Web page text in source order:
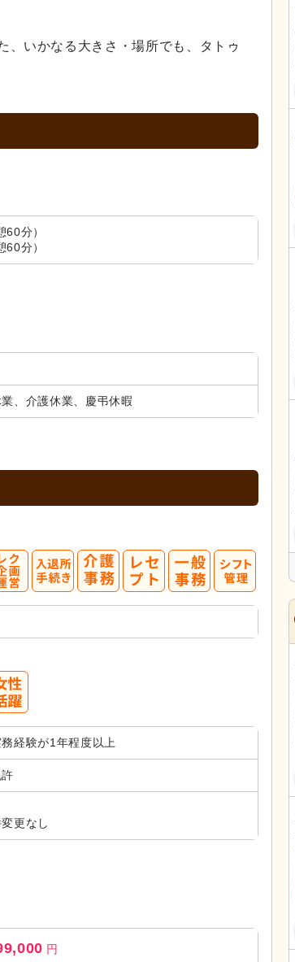
いかなる大きさ・場所でも、タトゥ
分）
分）
、介護休業、慶弔休暇
経験が1年程度以上
更なし
円